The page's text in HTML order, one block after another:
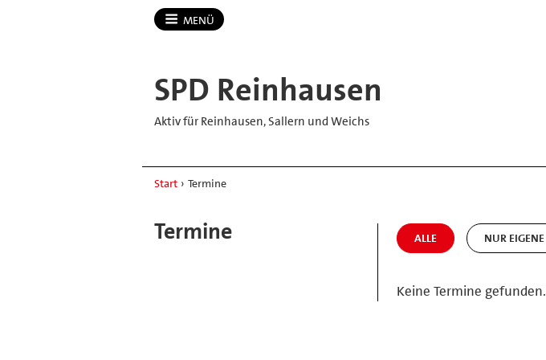
MENÜ
SPD Reinhausen
Aktiv für Reinhausen, Sallern und Weichs
Start › Termine
Termine ALLE NUR EIGENE
Keine Termine gefunden.